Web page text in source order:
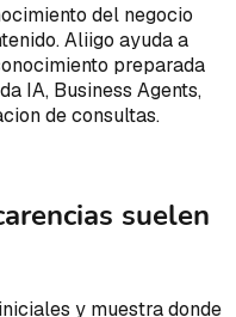
del negocio
Aliigo ayuda a
preparada
IA, Business Agents,
de consultas.
suelen
y muestra donde